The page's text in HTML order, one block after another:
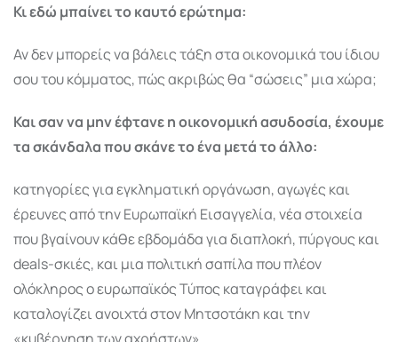
Κι εδώ μπαίνει το καυτό ερώτημα:
Αν δεν μπορείς να βάλεις τάξη στα οικονομικά του ίδιου
σου του κόμματος, πώς ακριβώς θα “σώσεις” μια χώρα;
Και σαν να μην έφτανε η οικονομική ασυδοσία, έχουμε
τα σκάνδαλα που σκάνε το ένα μετά το άλλο:
κατηγορίες για εγκληματική οργάνωση, αγωγές και
έρευνες από την Ευρωπαϊκή Εισαγγελία, νέα στοιχεία
που βγαίνουν κάθε εβδομάδα για διαπλοκή, πύργους και
deals-σκιές, και μια πολιτική σαπίλα που πλέον
ολόκληρος ο ευρωπαϊκός Τύπος καταγράφει και
καταλογίζει ανοιχτά στον Μητσοτάκη και την